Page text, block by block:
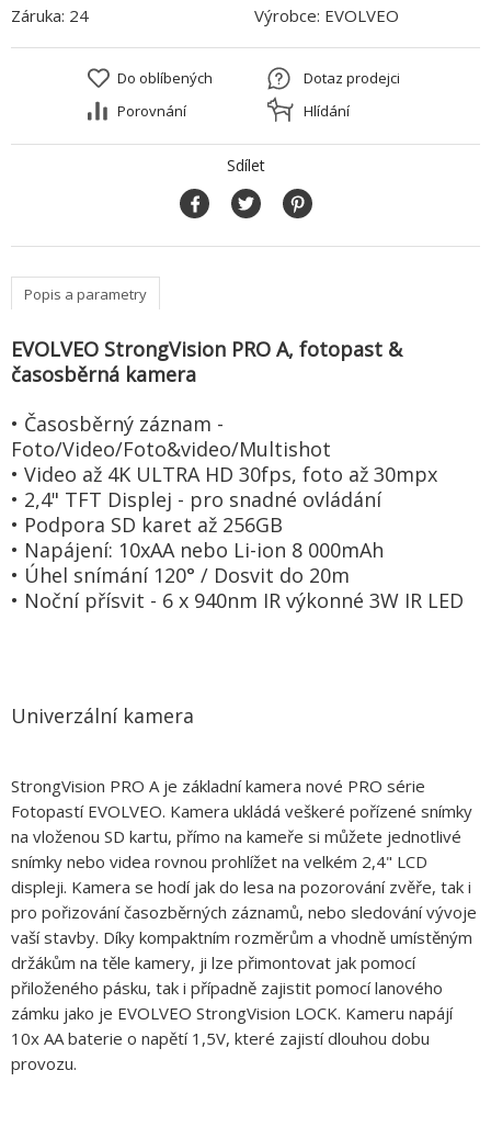
Záruka: 24 Výrobce: EVOLVEO
Do oblíbených
Porovnání
Dotaz prodejci
Hlídání
Sdílet
Popis a parametry
EVOLVEO StrongVision PRO A, fotopast &
časosběrná kamera
• Časosběrný záznam -
Foto/Video/Foto&video/Multishot
• Video až 4K ULTRA HD 30fps, foto až 30mpx
• 2,4" TFT Displej - pro snadné ovládání
• Podpora SD karet až 256GB
• Napájení: 10xAA nebo Li-ion 8 000mAh
• Úhel snímání 120° / Dosvit do 20m
• Noční přísvit - 6 x 940nm IR výkonné 3W IR LED
Univerzální kamera
StrongVision PRO A je základní kamera nové PRO série
Fotopastí EVOLVEO. Kamera ukládá veškeré pořízené snímky
na vloženou SD kartu, přímo na kameře si můžete jednotlivé
snímky nebo videa rovnou prohlížet na velkém 2,4" LCD
displeji. Kamera se hodí jak do lesa na pozorování zvěře, tak i
pro pořizování časozběrných záznamů, nebo sledování vývoje
vaší stavby. Díky kompaktním rozměrům a vhodně umístěným
držákům na těle kamery, ji lze přimontovat jak pomocí
přiloženého pásku, tak i případně zajistit pomocí lanového
zámku jako je EVOLVEO StrongVision LOCK. Kameru napájí
10x AA baterie o napětí 1,5V, které zajistí dlouhou dobu
provozu.